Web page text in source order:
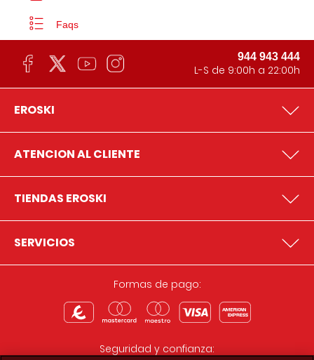
Faqs
944 943 444
L-S de 9:00h a 22:00h
EROSKI
ATENCION AL CLIENTE
TIENDAS EROSKI
SERVICIOS
Formas de pago:
Seguridad y confianza: